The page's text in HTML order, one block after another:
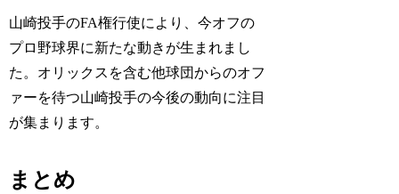
山崎投手のFA権行使により、今オフの
プロ野球界に新たな動きが生まれまし
た。オリックスを含む他球団からのオフ
ァーを待つ山崎投手の今後の動向に注目
が集まります。
まとめ